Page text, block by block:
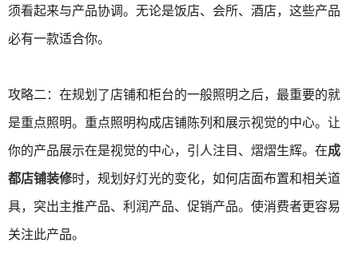
须看起来与产品协调。无论是饭店、会所、酒店，这些产品
必有一款适合你。
攻略二：在规划了店铺和柜台的一般照明之后，最重要的就
是重点照明。重点照明构成店铺陈列和展示视觉的中心。让
你的产品展示在是视觉的中心，引人注目、熠熠生辉。在成
都店铺装修时，规划好灯光的变化，如何店面布置和相关道
具，突出主推产品、利润产品、促销产品。使消费者更容易
关注此产品。